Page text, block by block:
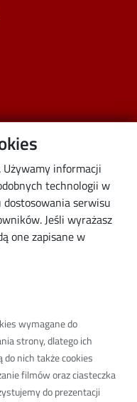
informacji
technologii w
serwisu
Jeśli wyrażasz
one zapisane w
wymagane do
strony, dlatego ich
do nich także cookies
filmów oraz ciasteczka
do prezentacji
Badawcza